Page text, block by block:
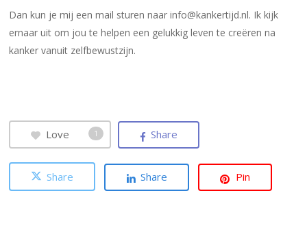
Dan kun je mij een mail sturen naar info@kankertijd.nl. Ik kijk
ernaar uit om jou te helpen een gelukkig leven te creëren na
kanker vanuit zelfbewustzijn.
Love 1 Share
Share Share Pin